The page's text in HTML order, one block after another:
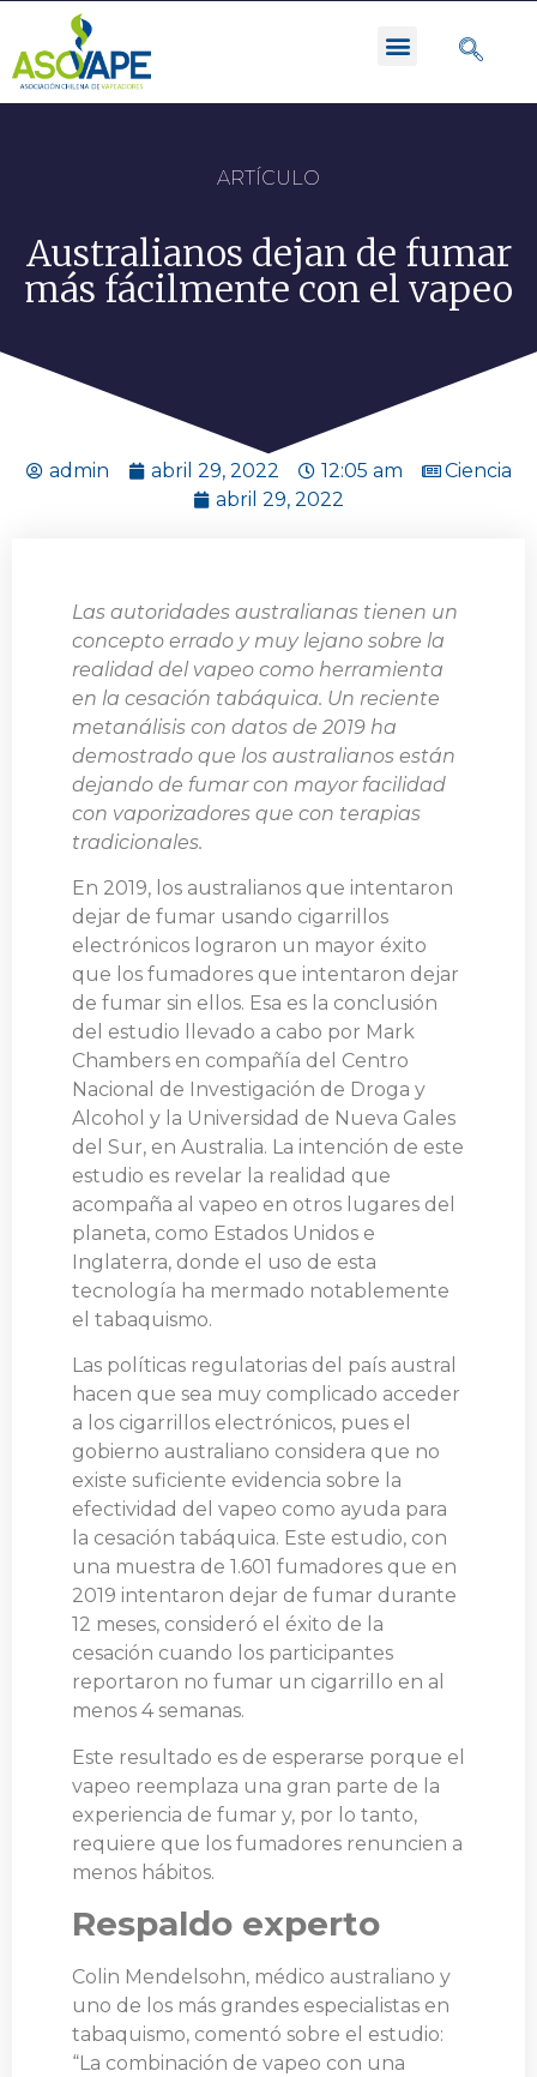
ARTÍCULO
Australianos dejan de fumar
más fácilmente con el vapeo
admin abril 29, 2022 12:05 am
Ciencia
abril 29, 2022
Las autoridades australianas tienen un
concepto errado y muy lejano sobre la
realidad del vapeo como herramienta
en la cesación tabáquica. Un reciente
metanálisis con datos de 2019 ha
demostrado que los australianos están
dejando de fumar con mayor facilidad
con vaporizadores que con terapias
tradicionales.
En 2019, los australianos que intentaron
dejar de fumar usando cigarrillos
electrónicos lograron un mayor éxito
que los fumadores que intentaron dejar
de fumar sin ellos. Esa es la conclusión
del estudio llevado a cabo por Mark
Chambers en compañía del Centro
Nacional de Investigación de Droga y
Alcohol y la Universidad de Nueva Gales
del Sur, en Australia. La intención de este
estudio es revelar la realidad que
acompaña al vapeo en otros lugares del
planeta, como Estados Unidos e
Inglaterra, donde el uso de esta
tecnología ha mermado notablemente
el tabaquismo.
Las políticas regulatorias del país austral
hacen que sea muy complicado acceder
a los cigarrillos electrónicos, pues el
gobierno australiano considera que no
existe suficiente evidencia sobre la
efectividad del vapeo como ayuda para
la cesación tabáquica. Este estudio, con
una muestra de 1.601 fumadores que en
2019 intentaron dejar de fumar durante
12 meses, consideró el éxito de la
cesación cuando los participantes
reportaron no fumar un cigarrillo en al
menos 4 semanas.
Este resultado es de esperarse porque el
vapeo reemplaza una gran parte de la
experiencia de fumar y, por lo tanto,
requiere que los fumadores renuncien a
menos hábitos.
Respaldo experto
Colin Mendelsohn, médico australiano y
uno de los más grandes especialistas en
tabaquismo, comentó sobre el estudio:
“La combinación de vapeo con una